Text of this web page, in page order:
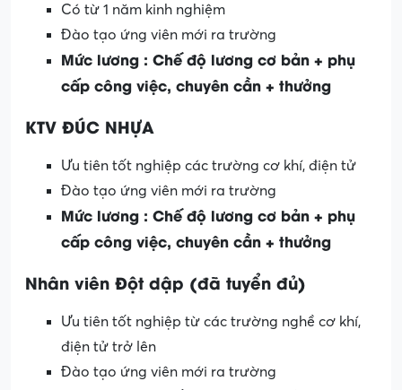
Có từ 1 năm kinh nghiệm
Đào tạo ứng viên mới ra trường
Mức lương : Chế độ lương cơ bản + phụ
cấp công việc, chuyên cần + thưởng
KTV ĐÚC NHỰA
Ưu tiên tốt nghiệp các trường cơ khí, điện tử
Đào tạo ứng viên mới ra trường
Mức lương : Chế độ lương cơ bản + phụ
cấp công việc, chuyên cần + thưởng
Nhân viên Đột dập (đã tuyển đủ)
Ưu tiên tốt nghiệp từ các trường nghề cơ khí,
điện tử trở lên
Đào tạo ứng viên mới ra trường